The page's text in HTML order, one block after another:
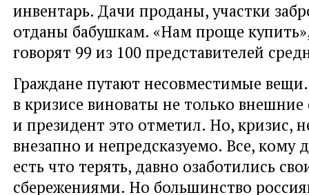
инвентарь. Дачи проданы, участки
отданы бабушкам. «Нам проще
говорят 99 из 100 представителей
Граждане путают несовместимые вещи.
в кризисе виноваты не только
и президент это отметил. Но, кризис,
внезапно и непредсказуемо. Все, кому
есть что терять, давно озаботились
сбережениями. Но большинство